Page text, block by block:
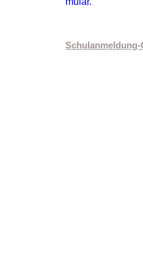
Schulanmeldung-